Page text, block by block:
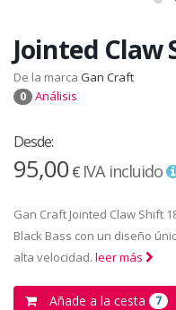
Jointed Claw
De la marca Gan Craft
0 Análisis
Desde:
95,00€ IVA incluido
Gan Craft Jointed Claw Shift
Black Bass con un diseño
alta velocidad. leer más
Añade a la cesta 7